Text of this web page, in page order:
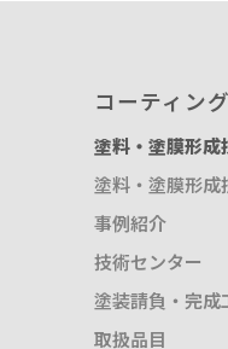
コーティン
塗料・塗膜形成
塗料・塗膜形成
事例紹介
技術センター
塗装請負・完成
取扱品目